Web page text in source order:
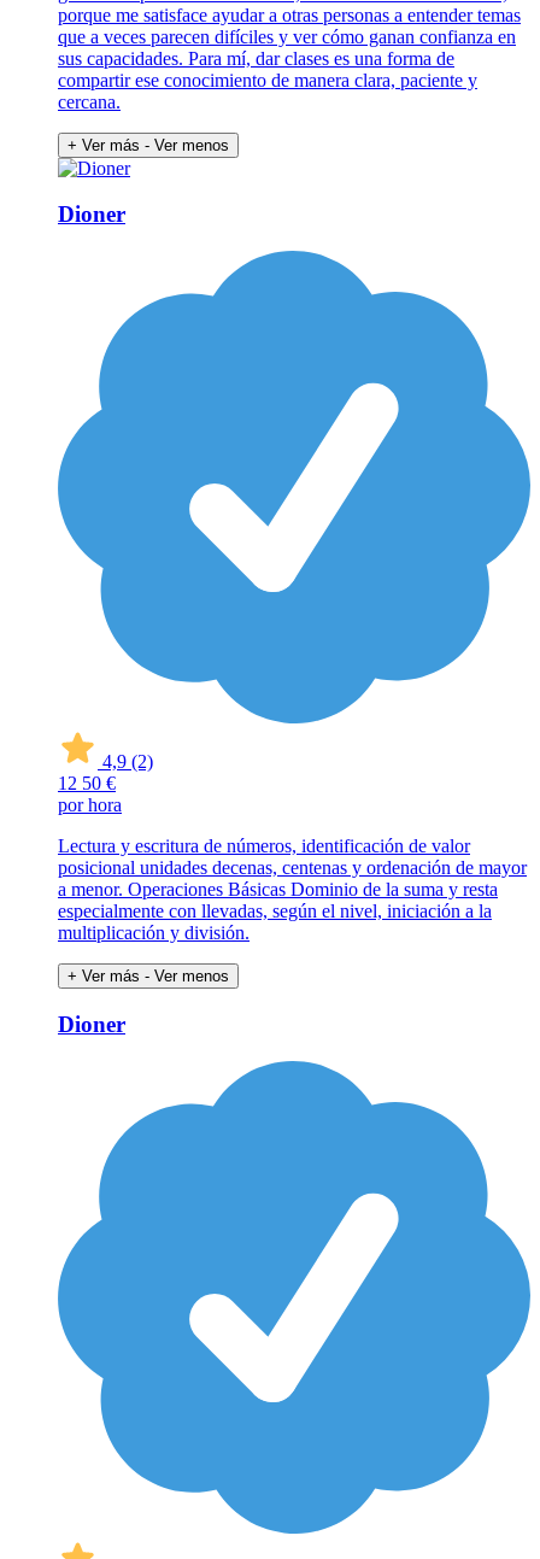
porque me satisface ayudar a otras personas a entender temas
que a veces parecen difíciles y ver cómo ganan confianza en
sus capacidades. Para mí, dar clases es una forma de
compartir ese conocimiento de manera clara, paciente y
cercana.
+ Ver más - Ver menos
Dioner
4,9 (2)
12 50 €
por hora
Lectura y escritura de números, identificación de valor
posicional unidades decenas, centenas y ordenación de mayor
a menor. Operaciones Básicas Dominio de la suma y resta
especialmente con llevadas, según el nivel, iniciación a la
multiplicación y división.
+ Ver más - Ver menos
Dioner